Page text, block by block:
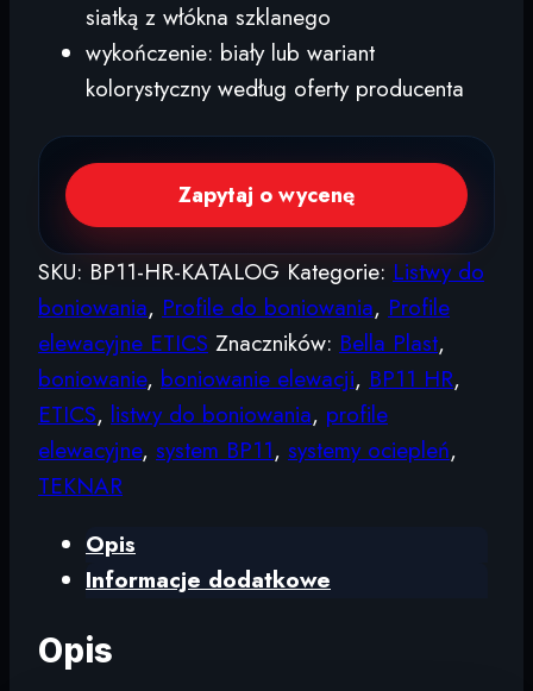
siatką z włókna szklanego
wykończenie: biały lub wariant
kolorystyczny według oferty producenta
Zapytaj o wycenę
SKU: BP11-HR-KATALOG Kategorie: Listwy do
boniowania, Profile do boniowania, Profile
elewacyjne ETICS Znaczników: Bella Plast,
boniowanie, boniowanie elewacji, BP11 HR,
ETICS, listwy do boniowania, profile
elewacyjne, system BP11, systemy ociepleń,
TEKNAR
Opis
Informacje dodatkowe
Opis